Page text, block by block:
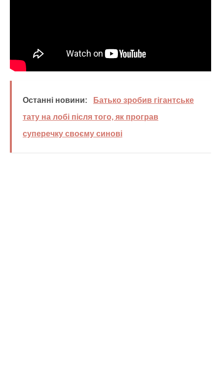
Останні новини:
Батько зробив гігантське
тату на лобі після того, як програв
суперечку своєму синові